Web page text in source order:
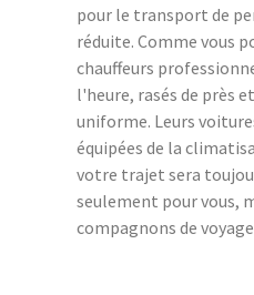
pour le transport de
réduite. Comme vous
chauffeurs
l'heure, rasés de près
uniforme. Leurs
équipées de la
votre trajet sera
seulement pour vous,
compagnons de